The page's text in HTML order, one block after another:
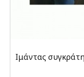
Ιμάντας